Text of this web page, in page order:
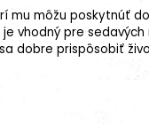
mu môžu poskytnúť
vhodný pre
dobre prispôsobiť